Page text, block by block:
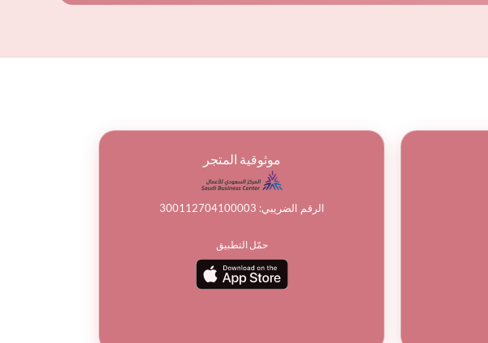
موثوقية المتجر
الرقم الضريبي: 300112704100003
حمّل التطبيق